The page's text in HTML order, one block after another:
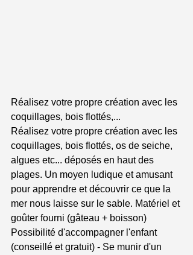
Réalisez votre propre création avec les
coquillages, bois flottés,...
Réalisez votre propre création avec les
coquillages, bois flottés, os de seiche,
algues etc... déposés en haut des
plages. Un moyen ludique et amusant
pour apprendre et découvrir ce que la
mer nous laisse sur le sable. Matériel et
goûter fourni (gâteau + boisson)
Possibilité d'accompagner l'enfant
(conseillé et gratuit) - Se munir d'un